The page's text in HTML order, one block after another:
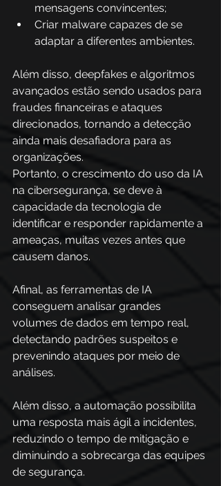
mensagens convincentes;
Criar malware capazes de se
adaptar a diferentes ambientes.
Além disso, deepfakes e algoritmos
avançados estão sendo usados para
fraudes financeiras e ataques
direcionados, tornando a detecção
ainda mais desafiadora para as
organizações.
Portanto, o crescimento do uso da IA
na cibersegurança, se deve à
capacidade da tecnologia de
identificar e responder rapidamente a
ameaças, muitas vezes antes que
causem danos.
Afinal, as ferramentas de IA
conseguem analisar grandes
volumes de dados em tempo real,
detectando padrões suspeitos e
prevenindo ataques por meio de
análises.
Além disso, a automação possibilita
uma resposta mais ágil a incidentes,
reduzindo o tempo de mitigação e
diminuindo a sobrecarga das equipes
de segurança.